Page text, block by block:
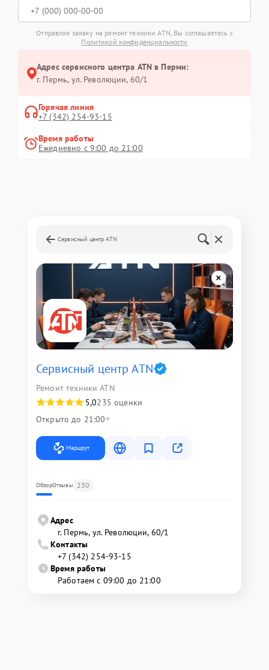
Отправляя заявку на ремонт техники ATN, Вы соглашаетесь с
Политикой конфиденциальности
Адрес сервисного центра ATN в Перми:
г. Пермь, ул. ​Революции, 60/1
Горячая линия
+7 (342) 254-93-15
Время работы
Ежедневно с 9:00 до 21:00
Сервисный центр ATN
Сервисный центр ATN
Ремонт техники ATN
5,0235 оценки
Открыто до 21:00
Маршрут
ОбзорОтзывы 230
Адрес
г. Пермь, ул. ​Революции, 60/1
Контакты
+7 (342) 254-93-15
Время работы
Работаем с 09:00 до 21:00